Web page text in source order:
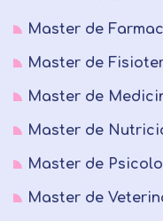
Master de
Master de
Master de
Master de
Master de
Master de